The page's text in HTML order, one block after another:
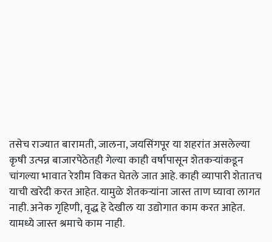
तसेच राज्यात बारामती, जालना, जयसिंगपूर या शहरांत असलेल्या
कृषी उत्पन्न बाजारपेठेतही गेल्या काही वर्षापासून शेतकर्‍यांकडून
चांगल्या भावात रेशीम विकत घेतले जात आहे. काही व्यापारी शेतातच
याची खरेदी करत आहेत. यामुळे शेतकऱ्यांना जास्त ताण घ्यावा लागत
नाही. अनेक गृहिणी, वृद्ध हे देखील या उद्योगात काम करत आहेत.
यामध्ये जास्त श्रमाचे काम नाही.